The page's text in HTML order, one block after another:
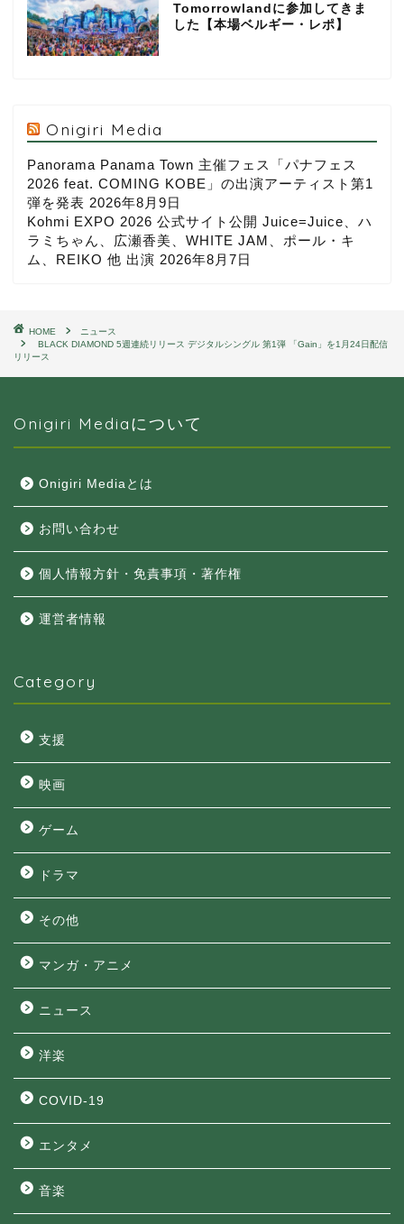
Tomorrowlandに参加してきま
した【本場ベルギー・レポ】
Onigiri Media
Panorama Panama Town 主催フェス「パナフェス
2026 feat. COMING KOBE」の出演アーティスト第1
弾を発表 2026年8月9日
Kohmi EXPO 2026 公式サイト公開 Juice=Juice、ハ
ラミちゃん、広瀬香美、WHITE JAM、ポール・キ
ム、REIKO 他 出演 2026年8月7日
HOME
ニュース
BLACK DIAMOND 5週連続リリース デジタルシングル 第1弾 「Gain」を1月24日配信
リリース
Onigiri Mediaについて
Onigiri Mediaとは
お問い合わせ
個人情報方針・免責事項・著作権
運営者情報
Category
支援
映画
ゲーム
ドラマ
その他
マンガ・アニメ
ニュース
洋楽
COVID-19
エンタメ
音楽